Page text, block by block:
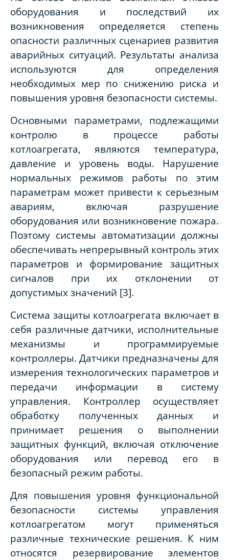
оборудования и последствий их
возникновения определяется степень
опасности различных сценариев развития
аварийных ситуаций. Результаты анализа
используются для определения
необходимых мер по снижению риска и
повышения уровня безопасности системы.
Основными параметрами, подлежащими
контролю в процессе работы
котлоагрегата, являются температура,
давление и уровень воды. Нарушение
нормальных режимов работы по этим
параметрам может привести к серьезным
авариям, включая разрушение
оборудования или возникновение пожара.
Поэтому системы автоматизации должны
обеспечивать непрерывный контроль этих
параметров и формирование защитных
сигналов при их отклонении от
допустимых значений [3].
Система защиты котлоагрегата включает в
себя различные датчики, исполнительные
механизмы и программируемые
контроллеры. Датчики предназначены для
измерения технологических параметров и
передачи информации в систему
управления. Контроллер осуществляет
обработку полученных данных и
принимает решения о выполнении
защитных функций, включая отключение
оборудования или перевод его в
безопасный режим работы.
Для повышения уровня функциональной
безопасности системы управления
котлоагрегатом могут применяться
различные технические решения. К ним
относятся резервирование элементов